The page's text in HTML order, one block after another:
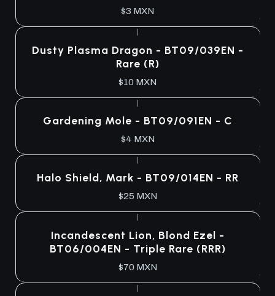
$3 MXN
Dusty Plasma Dragon - BT09/039EN -
Rare (R)
$10 MXN
|
Gardening Mole - BT09/091EN - C
$4 MXN
Halo Shield, Mark - BT09/014EN - RR
$25 MXN
Incandescent Lion, Blond Ezel -
BT06/004EN - Triple Rare (RRR)
$70 MXN
|